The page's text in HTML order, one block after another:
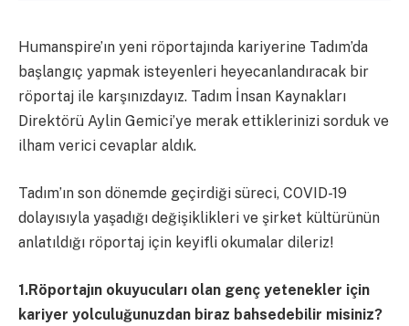
Humanspire’ın yeni röportajında kariyerine Tadım’da
başlangıç yapmak isteyenleri heyecanlandıracak bir
röportaj ile karşınızdayız. Tadım İnsan Kaynakları
Direktörü Aylin Gemici’ye merak ettiklerinizi sorduk ve
ilham verici cevaplar aldık.
Tadım’ın son dönemde geçirdiği süreci, COVID-19
dolayısıyla yaşadığı değişiklikleri ve şirket kültürünün
anlatıldığı röportaj için keyifli okumalar dileriz!
1.Röportajın okuyucuları olan genç yetenekler için
kariyer yolculuğunuzdan biraz bahsedebilir misiniz?